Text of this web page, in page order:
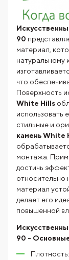
90
материал,
натуральному
что
Поверхность
White Hills
использовать
стильные и
камень White
монтажа.
достичь
относительно
материал
делает его
повышенной
90 -
Плотность: